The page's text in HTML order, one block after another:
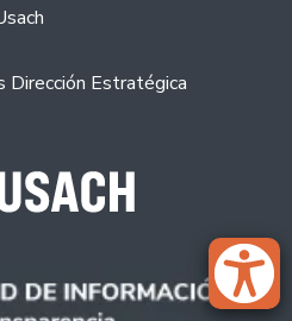
Dirección Estratégica